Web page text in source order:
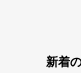
新着